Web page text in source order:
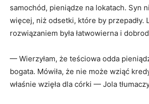
samochód, pieniądze na lokatach. Syn
więcej, niż odsetki, które by przepadły.
rozwiązaniem była łatwowierna i
— Wierzyłam, że teściowa odda
bogata. Mówiła, że nie może wziąć
właśnie wzięła dla córki — Jola